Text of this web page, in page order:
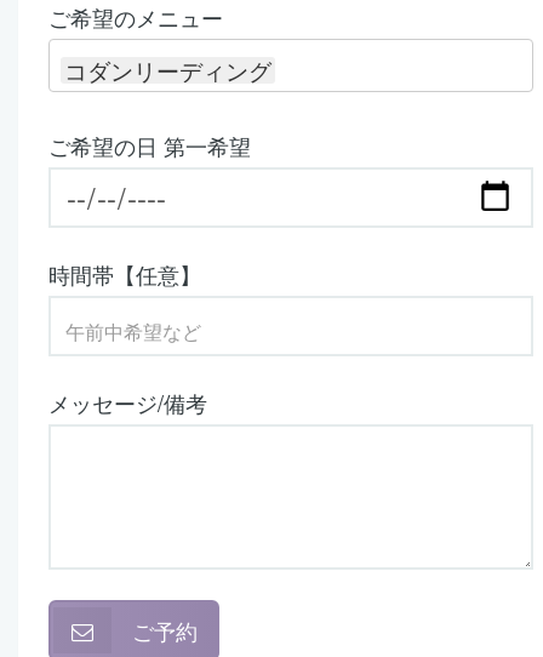
ご希望のメニュー
コダンリーディング
ご希望の日 第一希望
時間帯【任意】
メッセージ/備考
ご予約